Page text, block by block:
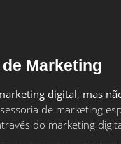
Marketing
digital, mas
de marketing
do marketing